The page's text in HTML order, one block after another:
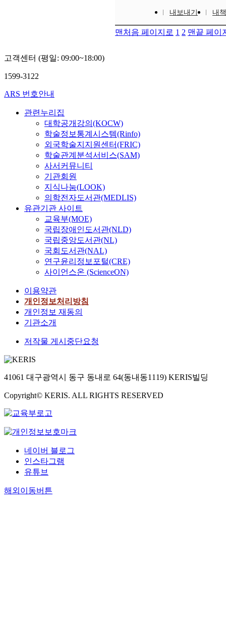
내보내기 내
맨처음 페이지로 1 2 맨끝 페이
고객센터 (평일: 09:00~18:00)
1599-3122
ARS 번호안내
관련누리집
대학공개강의(KOCW)
학술정보통계시스템(Rinfo)
외국학술지지원센터(FRIC)
학술관계분석서비스(SAM)
사서커뮤니티
기관회원
지식나눔(LOOK)
의학전자도서관(MEDLIS)
유관기관 사이트
교육부(MOE)
국립장애인도서관(NLD)
국립중앙도서관(NL)
국회도서관(NAL)
연구윤리정보포털(CRE)
사이언스온 (ScienceON)
이용약관
개인정보처리방침
개인정보 재동의
기관소개
저작물 게시중단요청
41061 대구광역시 동구 동내로 64(동내동1119) KERIS빌딩
Copyright© KERIS. ALL RIGHTS RESERVED
네이버 블로그
인스타그램
유튜브
해외이동버튼